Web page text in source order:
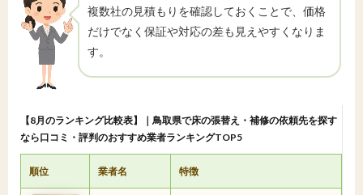
複数社の見積もりを確認しておくことで、価格
だけでなく保証や対応の差も見えやすくなりま
す。
【8月のランキング比較表】｜鳥取県で床の張替え・補修の依頼先を探す
なら口コミ・評判のおすすめ業者ランキングTOP5
順位 業者名 特徴